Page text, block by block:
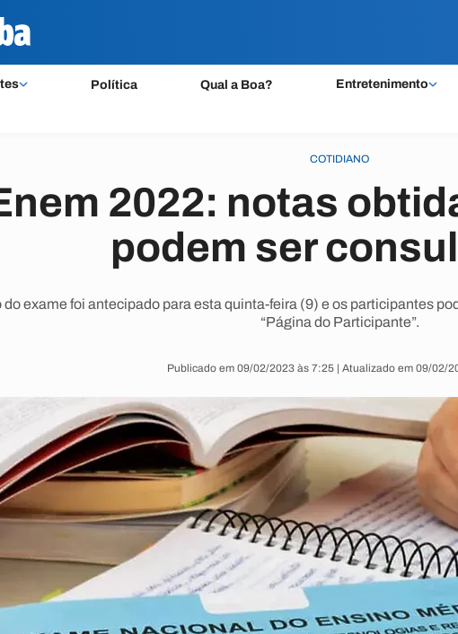
Política Qual a Boa? Entretenimento
COTIDIANO
2022: notas
podem ser
do exame foi antecipado para esta quinta-feira (9) e os participantes
“Página do Participante”.
Publicado em 09/02/2023 às 7:25 | Atualizado em 09/02/